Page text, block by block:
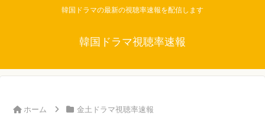
韓国ドラマの最新の視聴率速報を配信します
韓国ドラマ視聴率速報
ホーム 金土ドラマ視聴率速報